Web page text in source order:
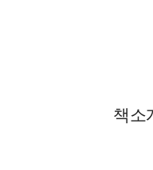
책소